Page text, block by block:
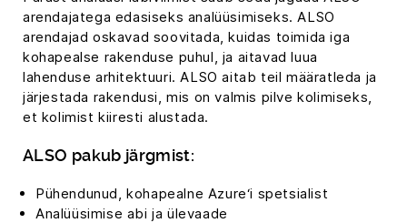
arendajatega edasiseks analüüsimiseks. ALSO
arendajad oskavad soovitada, kuidas toimida iga
kohapealse rakenduse puhul, ja aitavad luua
lahenduse arhitektuuri. ALSO aitab teil määratleda ja
järjestada rakendusi, mis on valmis pilve kolimiseks,
et kolimist kiiresti alustada.
ALSO pakub järgmist:
Pühendunud, kohapealne Azure‘i spetsialist
Analüüsimise abi ja ülevaade